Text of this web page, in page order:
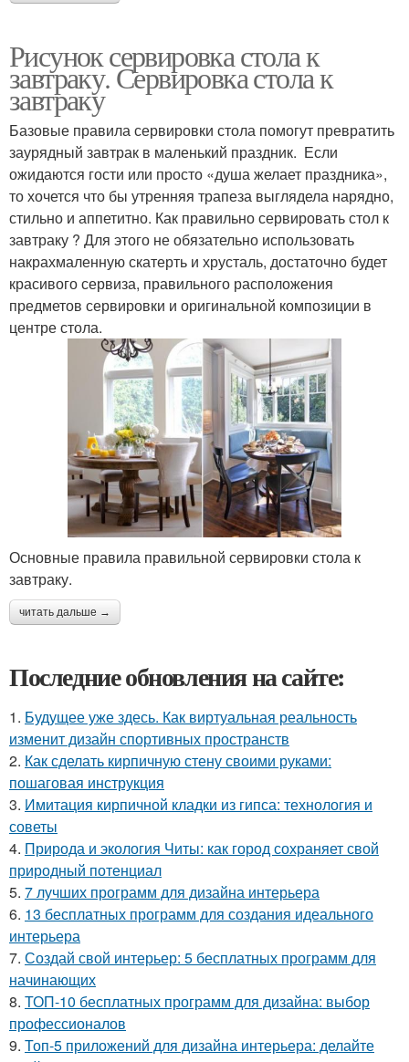
Рисунок сервировка стола к
завтраку. Сервировка стола к
завтраку
Базовые правила сервировки стола помогут превратить
заурядный завтрак в маленький праздник. Если
ожидаются гости или просто «душа желает праздника»,
то хочется что бы утренняя трапеза выглядела нарядно,
стильно и аппетитно. Как правильно сервировать стол к
завтраку ? Для этого не обязательно использовать
накрахмаленную скатерть и хрусталь, достаточно будет
красивого сервиза, правильного расположения
предметов сервировки и оригинальной композиции в
центре стола.
Основные правила правильной сервировки стола к
завтраку.
читать дальше →
Последние обновления на сайте:
1. Будущее уже здесь. Как виртуальная реальность
изменит дизайн спортивных пространств
2. Как сделать кирпичную стену своими руками:
пошаговая инструкция
3. Имитация кирпичной кладки из гипса: технология и
советы
4. Природа и экология Читы: как город сохраняет свой
природный потенциал
5. 7 лучших программ для дизайна интерьера
6. 13 бесплатных программ для создания идеального
интерьера
7. Создай свой интерьер: 5 бесплатных программ для
начинающих
8. ТОП-10 бесплатных программ для дизайна: выбор
профессионалов
9. Топ-5 приложений для дизайна интерьера: делайте